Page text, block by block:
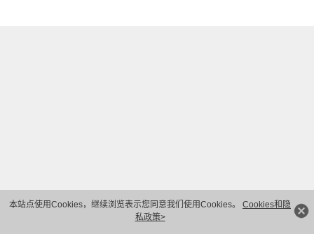
本站点使用Cookies，继续浏览表示您同意我们使用Cookies。 Cookies和隐
私政策>